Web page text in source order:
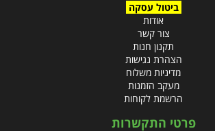
ביטול עסקה
אודות
צור קשר
תקנון חנות
הצהרת נגישות
מדיניות משלוח
מעקב הזמנות
הרשמת לקוחות
פרטי התקשרות